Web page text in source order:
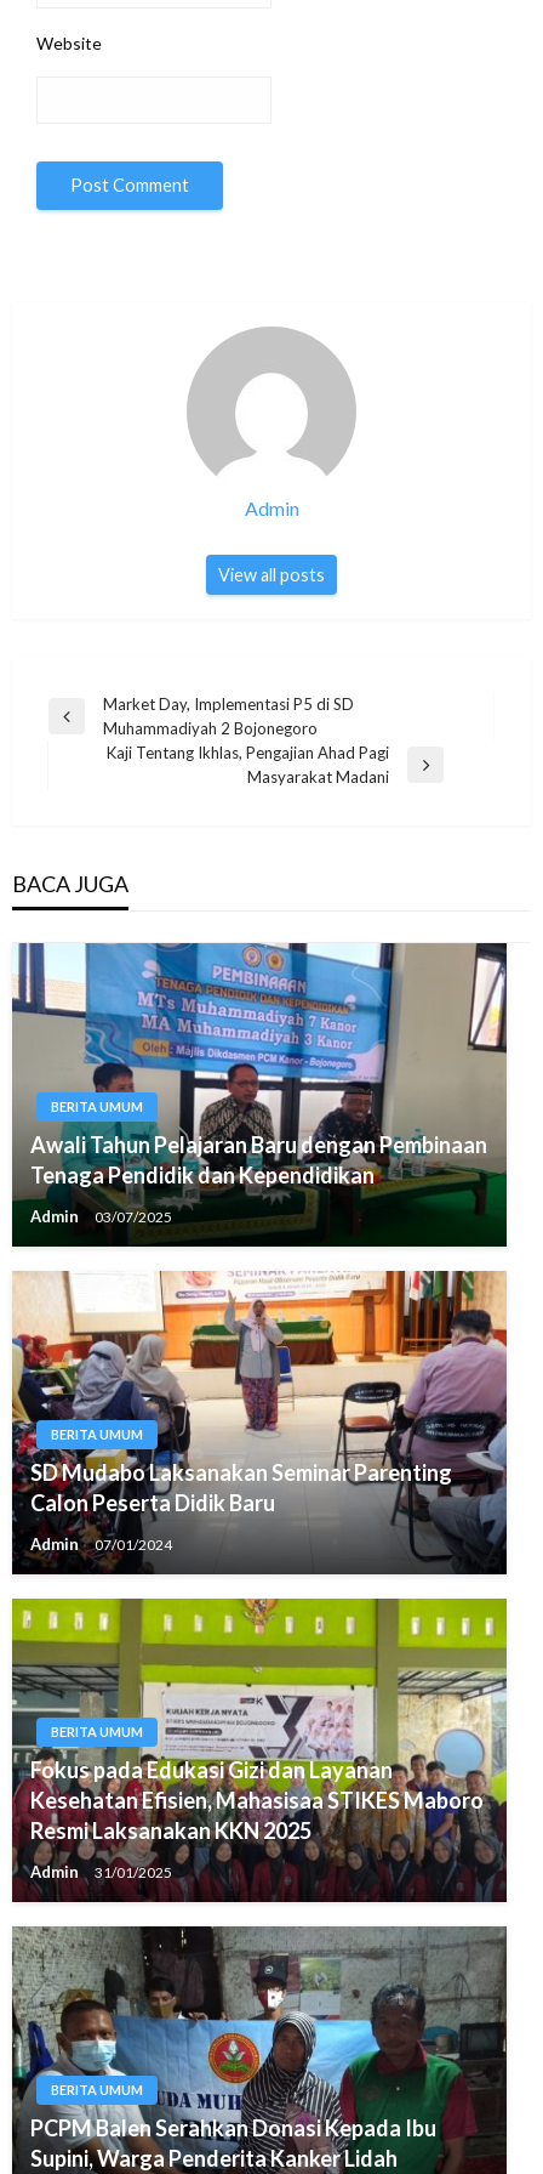
Website
Admin
View all posts
Post
navigation
Previous
Market Day, Implementasi P5 di SD
Muhammadiyah 2 Bojonegoro
Kaji Tentang Ikhlas, Pengajian Ahad Pagi
Masyarakat Madani
BACA JUGA
BERITA UMUM
Awali Tahun Pelajaran Baru dengan Pembinaan
Tenaga Pendidik dan Kependidikan
Admin 03/07/2025
BERITA UMUM
SD Mudabo Laksanakan Seminar Parenting
Calon Peserta Didik Baru
Admin 07/01/2024
BERITA UMUM
Fokus pada Edukasi Gizi dan Layanan
Kesehatan Efisien, Mahasisaa STIKES Maboro
Resmi Laksanakan KKN 2025
Admin 31/01/2025
BERITA UMUM
PCPM Balen Serahkan Donasi Kepada Ibu
Supini, Warga Penderita Kanker Lidah